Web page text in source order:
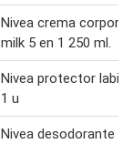
Nivea crema
milk 5 en 1 250 ml.
Nivea protector labia
1 u
Nivea desodorante en